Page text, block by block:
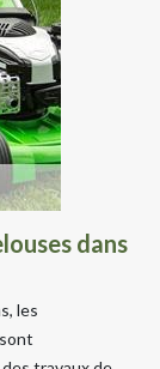
dans
les